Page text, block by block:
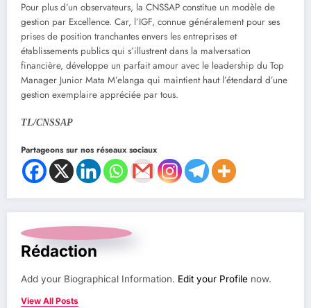
Pour plus d’un observateurs, la CNSSAP constitue un modèle de
gestion par Excellence. Car, l’IGF, connue généralement pour ses
prises de position tranchantes envers les entreprises et
établissements publics qui s’illustrent dans la malversation
financière, développe un parfait amour avec le leadership du Top
Manager Junior Mata M’elanga qui maintient haut l’étendard d’une
gestion exemplaire appréciée par tous.
TL/CNSSAP
Partageons sur nos réseaux sociaux
Rédaction
Add your Biographical Information. Edit your Profile now.
View All Posts